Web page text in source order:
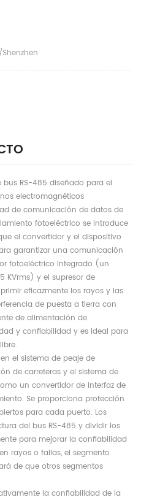
RS-485 diseñado para el
electromagnéticos
de comunicación de datos de
fotoeléctrico se introduce
el convertidor y el dispositivo
garantizar una comunicación
fotoeléctrico integrado (un
KVrms) y el supresor de
eficazmente los rayos y las
de puesta a tierra con
de alimentación de
y confiabilidad y es ideal para
el sistema de peaje de
de carreteras y el sistema de
un convertidor de interfaz de
Se proporciona protección
para cada puerto. Los
del bus RS-485 y dividir los
para mejorar la confiabilidad
rayos o fallas, el segmento
de que otros segmentos
la confiabilidad de la